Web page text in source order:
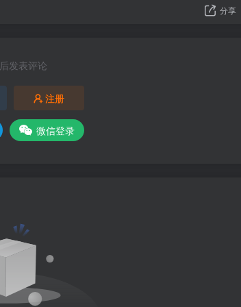
分享
发表评论
注册
微信登录